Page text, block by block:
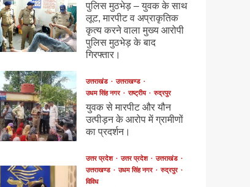
पुलिस मुठभेड़ – युवक के साथ
लूट, मारपीट व अप्राकृतिक
कृत्य करने वाला मुख्य आरोपी
पुलिस मुठभेड़ के बाद
गिरफ्तार।
उत्तराखंड
उत्तराखण्ड
उधम सिंह नगर
राष्ट्रीय रुद्रपुर
युवक से मारपीट और यौन
उत्पीड़न के आरोप में ग्रामीणों
का प्रदर्शन।
उत्तर प्रदेश उत्तर प्रदेश
उत्तराखंड
उत्तराखण्ड
उधम सिंह नगर
रुद्रपुर
विविध